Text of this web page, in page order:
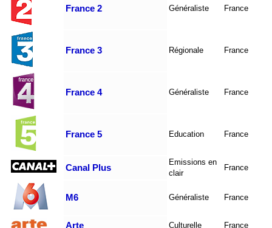
France 2 Généraliste France
France 3 Régionale France
France 4 Généraliste France
France 5 Education France
Canal Plus
Emissions en
clair
France
M6 Généraliste France
Arte Culturelle France